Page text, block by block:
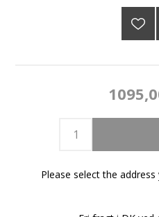
Please select the